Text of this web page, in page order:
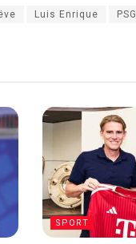
Luis Enrique PSG
SPORT